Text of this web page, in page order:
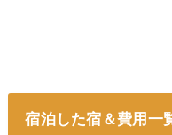
宿泊した宿＆費用一